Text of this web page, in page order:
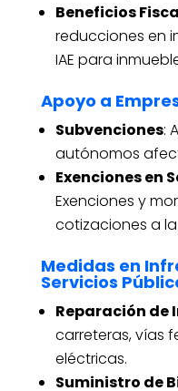
Beneficios
reducciones en
IAE para
Apoyo a
Subvenciones:
autónomos
Exenciones en
Exenciones y
cotizaciones a
Medidas en
Servicios
Reparación
carreteras, vías
eléctricas.
Suministro de